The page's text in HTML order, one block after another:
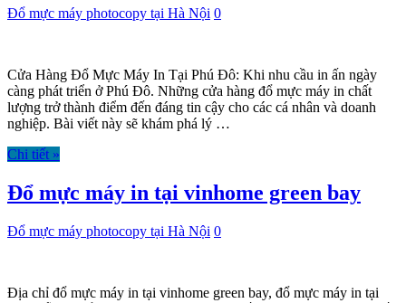
Đổ mực máy photocopy tại Hà Nội 0
Cửa Hàng Đổ Mực Máy In Tại Phú Đô: Khi nhu cầu in ấn ngày
càng phát triển ở Phú Đô. Những cửa hàng đổ mực máy in chất
lượng trở thành điểm đến đáng tin cậy cho các cá nhân và doanh
nghiệp. Bài viết này sẽ khám phá lý …
Chi tiết »
Đổ mực máy in tại vinhome green bay
Đổ mực máy photocopy tại Hà Nội 0
Địa chỉ đổ mực máy in tại vinhome green bay, đổ mực máy in tại